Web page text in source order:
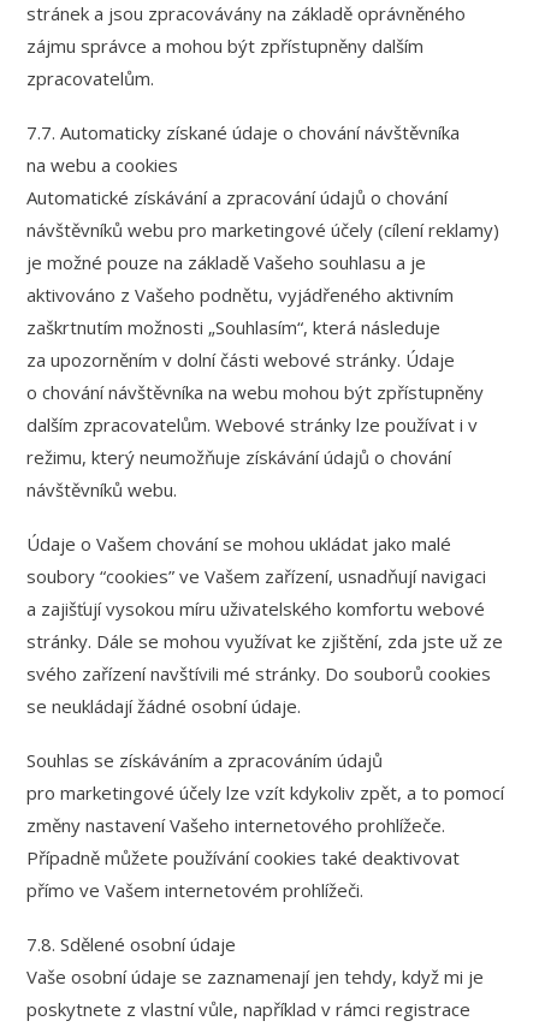
stránek a jsou zpracovávány na základě oprávněného
zájmu správce a mohou být zpřístupněny dalším
zpracovatelům.
7.7. Automaticky získané údaje o chování návštěvníka
na webu a cookies
Automatické získávání a zpracování údajů o chování
návštěvníků webu pro marketingové účely (cílení reklamy)
je možné pouze na základě Vašeho souhlasu a je
aktivováno z Vašeho podnětu, vyjádřeného aktivním
zaškrtnutím možnosti „Souhlasím“, která následuje
za upozorněním v dolní části webové stránky. Údaje
o chování návštěvníka na webu mohou být zpřístupněny
dalším zpracovatelům. Webové stránky lze používat i v
režimu, který neumožňuje získávání údajů o chování
návštěvníků webu.
Údaje o Vašem chování se mohou ukládat jako malé
soubory “cookies” ve Vašem zařízení, usnadňují navigaci
a zajišťují vysokou míru uživatelského komfortu webové
stránky. Dále se mohou využívat ke zjištění, zda jste už ze
svého zařízení navštívili mé stránky. Do souborů cookies
se neukládají žádné osobní údaje.
Souhlas se získáváním a zpracováním údajů
pro marketingové účely lze vzít kdykoliv zpět, a to pomocí
změny nastavení Vašeho internetového prohlížeče.
Případně můžete používání cookies také deaktivovat
přímo ve Vašem internetovém prohlížeči.
7.8. Sdělené osobní údaje
Vaše osobní údaje se zaznamenají jen tehdy, když mi je
poskytnete z vlastní vůle, například v rámci registrace